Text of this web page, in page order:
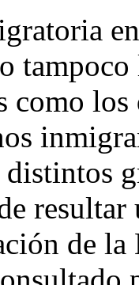
como
resultar
de